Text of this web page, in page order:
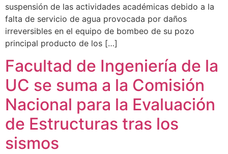
suspensión de las actividades académicas debido a la
falta de servicio de agua provocada por daños
irreversibles en el equipo de bombeo de su pozo
principal producto de los […]
Facultad de Ingeniería de la
UC se suma a la Comisión
Nacional para la Evaluación
de Estructuras tras los
sismos